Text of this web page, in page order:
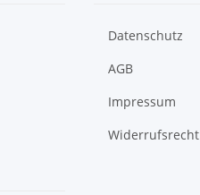
Datenschutz
AGB
Impressum
Widerrufsrecht